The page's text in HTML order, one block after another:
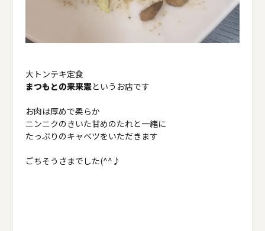
大トンテキ定食
まつもとの来来憲というお店です
お肉は厚めで柔らか
ニンニクのきいた甘めのたれと一緒に
たっぷりのキャベツをいただきます
ごちそうさまでした(^^♪